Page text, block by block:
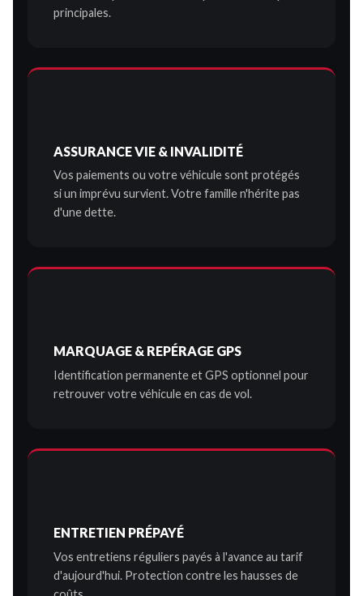
principales.
ASSURANCE VIE & INVALIDITÉ
Vos paiements ou votre véhicule sont protégés
si un imprévu survient. Votre famille n'hérite pas
d'une dette.
MARQUAGE & REPÉRAGE GPS
Identification permanente et GPS optionnel pour
retrouver votre véhicule en cas de vol.
ENTRETIEN PRÉPAYÉ
Vos entretiens réguliers payés à l'avance au tarif
d'aujourd'hui. Protection contre les hausses de